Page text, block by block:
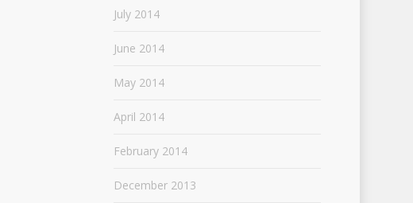
July 2014
June 2014
May 2014
April 2014
February 2014
December 2013